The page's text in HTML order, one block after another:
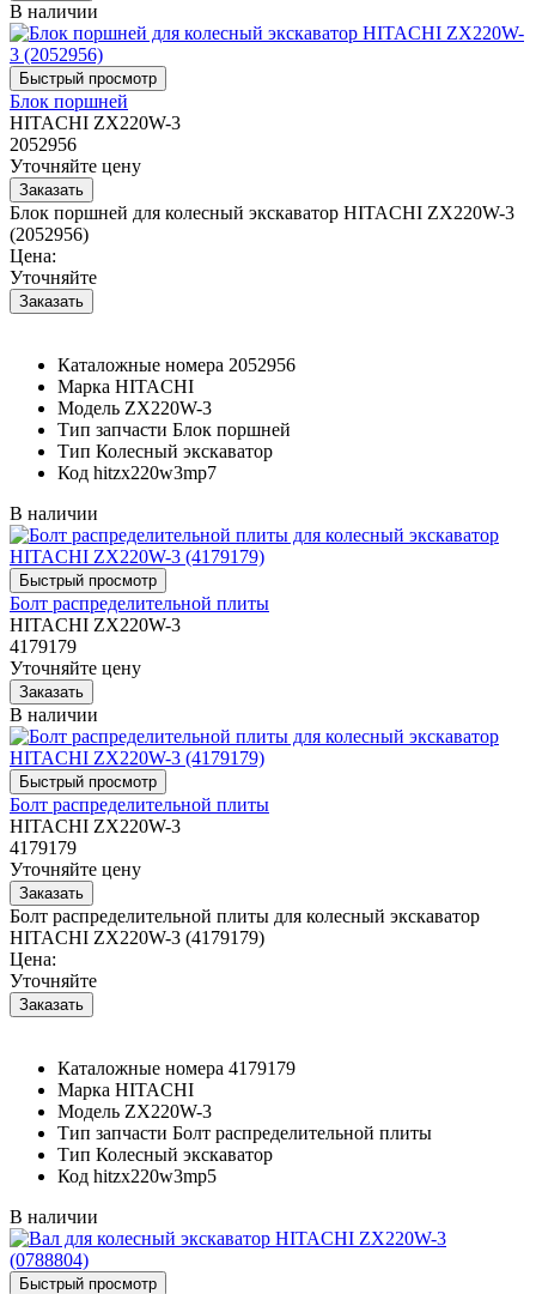
В наличии
Блок поршней
HITACHI ZX220W-3
2052956
Уточняйте цену
Блок поршней для колесный экскаватор HITACHI ZX220W-3
(2052956)
Цена:
Уточняйте
Каталожные номера 2052956
Марка HITACHI
Модель ZX220W-3
Тип запчасти Блок поршней
Тип Колесный экскаватор
Код hitzx220w3mp7
В наличии
Болт распределительной плиты
HITACHI ZX220W-3
4179179
Уточняйте цену
В наличии
Болт распределительной плиты
HITACHI ZX220W-3
4179179
Уточняйте цену
Болт распределительной плиты для колесный экскаватор
HITACHI ZX220W-3 (4179179)
Цена:
Уточняйте
Каталожные номера 4179179
Марка HITACHI
Модель ZX220W-3
Тип запчасти Болт распределительной плиты
Тип Колесный экскаватор
Код hitzx220w3mp5
В наличии